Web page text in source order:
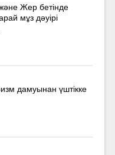
Жер бетінде
мұз дәуірі
дамуынан үштікке